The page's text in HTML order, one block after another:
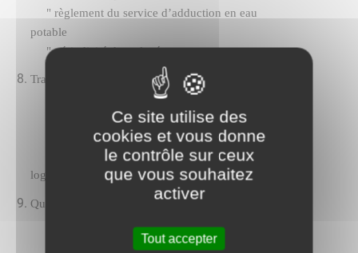
" règlement du service d’adduction en eau
potable
"périodicité des relevés
Travaux et achats
revers d’eau
réfrigérateur et vaisselle salle des fêtes
projet extension réseau chaleur cantine et
logement 8 place de l’église
Questions diverses
compte rendu de la commission d’appel
Ce site utilise des
cookies et vous donne
le contrôle sur ceux
que vous souhaitez
activer
Tout accepter